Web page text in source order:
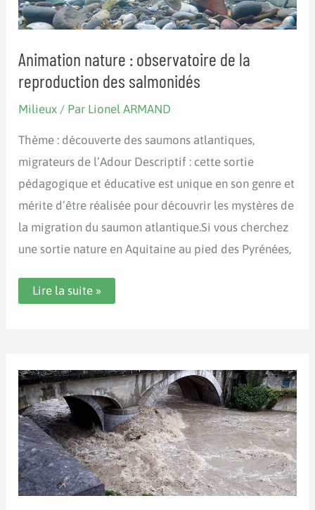
Animation nature : observatoire de la
reproduction des salmonidés
Milieux / Par Lionel ARMAND
Thème : découverte des saumons atlantiques,
migrateurs de l’Adour Descriptif : cette sortie
pédagogique et éducative est unique en son genre et
mérite d’être réalisée pour découvrir les mystères de
la migration du saumon atlantique.Si vous cherchez
une sortie nature en Aquitaine au pied des Pyrénées,
Animation
nature
des
salmonidés
Lire la suite »